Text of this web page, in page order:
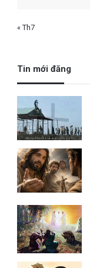
« Th7
Tin mới đăng